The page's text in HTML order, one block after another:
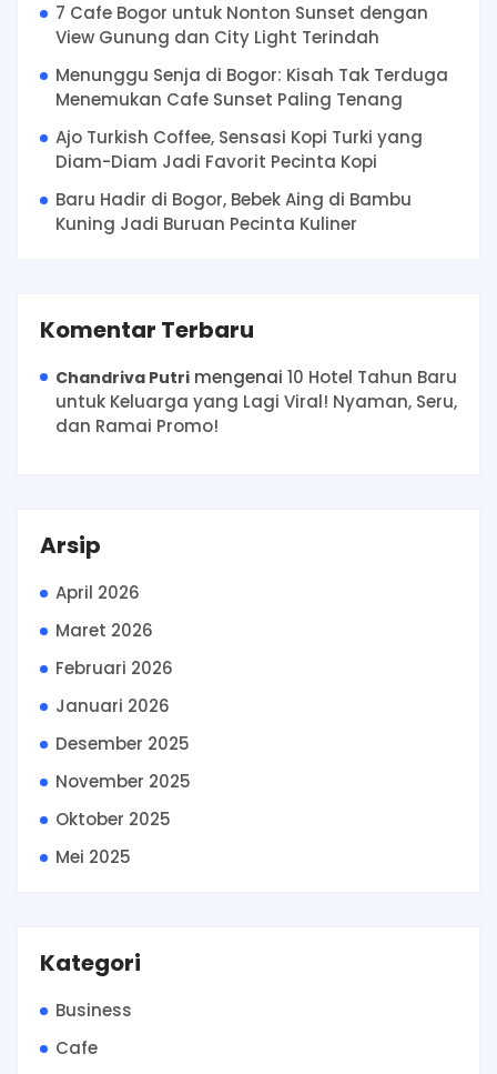
7 Cafe Bogor untuk Nonton Sunset dengan
View Gunung dan City Light Terindah
Menunggu Senja di Bogor: Kisah Tak Terduga
Menemukan Cafe Sunset Paling Tenang
Ajo Turkish Coffee, Sensasi Kopi Turki yang
Diam-Diam Jadi Favorit Pecinta Kopi
Baru Hadir di Bogor, Bebek Aing di Bambu
Kuning Jadi Buruan Pecinta Kuliner
Komentar Terbaru
Chandriva Putri mengenai 10 Hotel Tahun Baru
untuk Keluarga yang Lagi Viral! Nyaman, Seru,
dan Ramai Promo!
Arsip
April 2026
Maret 2026
Februari 2026
Januari 2026
Desember 2025
November 2025
Oktober 2025
Mei 2025
Kategori
Business
Cafe